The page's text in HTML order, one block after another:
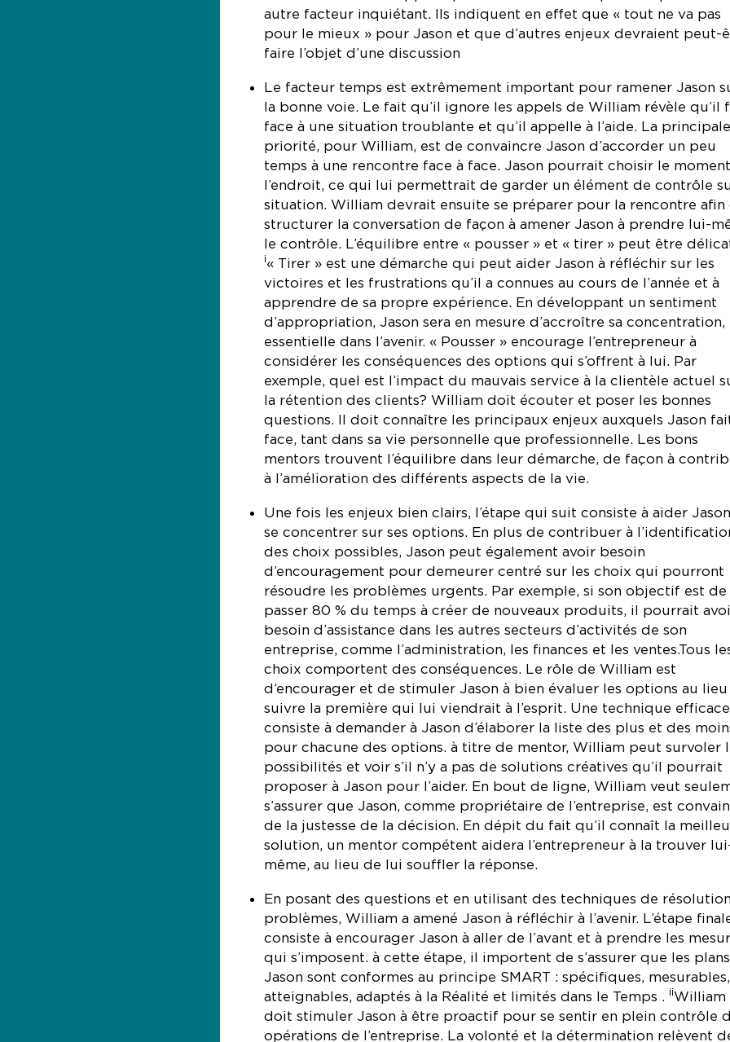
autre facteur inquiétant. Ils indiquent en effet que « tout ne va pas
pour le mieux » pour Jason et que d’autres enjeux devraient peut-
faire l’objet d’une discussion
Le facteur temps est extrêmement important pour ramener Jason
la bonne voie. Le fait qu’il ignore les appels de William révèle qu’il
face à une situation troublante et qu’il appelle à l’aide. La principale
priorité, pour William, est de convaincre Jason d’accorder un peu
temps à une rencontre face à face. Jason pourrait choisir le
l’endroit, ce qui lui permettrait de garder un élément de contrôle
situation. William devrait ensuite se préparer pour la rencontre afin
structurer la conversation de façon à amener Jason à prendre lui-
le contrôle. L’équilibre entre « pousser » et « tirer » peut être
i« Tirer » est une démarche qui peut aider Jason à réfléchir sur les
victoires et les frustrations qu’il a connues au cours de l’année et à
apprendre de sa propre expérience. En développant un sentiment
d’appropriation, Jason sera en mesure d’accroître sa concentration,
essentielle dans l’avenir. « Pousser » encourage l’entrepreneur à
considérer les conséquences des options qui s’offrent à lui. Par
exemple, quel est l’impact du mauvais service à la clientèle actuel
la rétention des clients? William doit écouter et poser les bonnes
questions. Il doit connaître les principaux enjeux auxquels Jason
face, tant dans sa vie personnelle que professionnelle. Les bons
mentors trouvent l’équilibre dans leur démarche, de façon à
à l’amélioration des différents aspects de la vie.
Une fois les enjeux bien clairs, l’étape qui suit consiste à aider
se concentrer sur ses options. En plus de contribuer à
des choix possibles, Jason peut également avoir besoin
d’encouragement pour demeurer centré sur les choix qui pourront
résoudre les problèmes urgents. Par exemple, si son objectif est de
passer 80 % du temps à créer de nouveaux produits, il pourrait
besoin d’assistance dans les autres secteurs d’activités de son
entreprise, comme l’administration, les finances et les ventes.Tous
choix comportent des conséquences. Le rôle de William est
d’encourager et de stimuler Jason à bien évaluer les options au
suivre la première qui lui viendrait à l’esprit. Une technique efficace
consiste à demander à Jason d’élaborer la liste des plus et des
pour chacune des options. à titre de mentor, William peut survoler
possibilités et voir s’il n’y a pas de solutions créatives qu’il pourrait
proposer à Jason pour l’aider. En bout de ligne, William veut
s’assurer que Jason, comme propriétaire de l’entreprise, est
de la justesse de la décision. En dépit du fait qu’il connaît la
solution, un mentor compétent aidera l’entrepreneur à la trouver
même, au lieu de lui souffler la réponse.
En posant des questions et en utilisant des techniques de
problèmes, William a amené Jason à réfléchir à l’avenir. L’étape
consiste à encourager Jason à aller de l’avant et à prendre les
qui s’imposent. à cette étape, il importent de s’assurer que les
Jason sont conformes au principe SMART : spécifiques, mesurables,
atteignables, adaptés à la Réalité et limités dans le Temps . iiWilliam
doit stimuler Jason à être proactif pour se sentir en plein contrôle
opérations de l’entreprise. La volonté et la détermination relèvent